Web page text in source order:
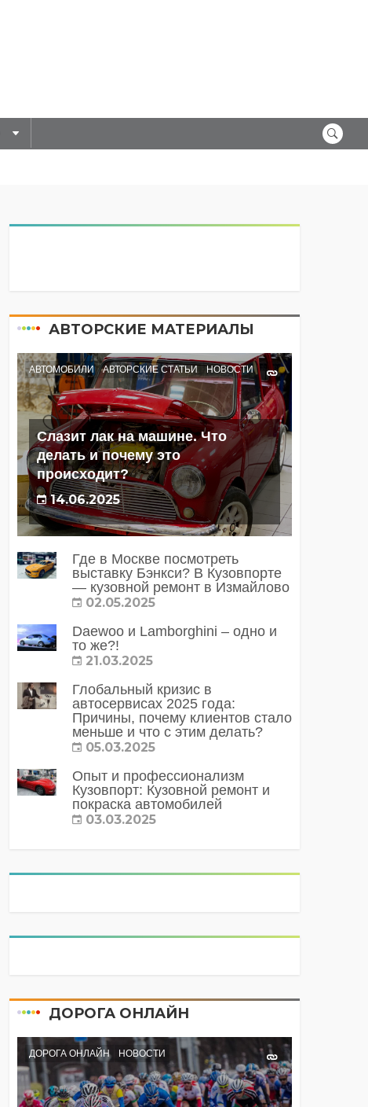
АВТОРСКИЕ МАТЕРИАЛЫ
АВТОМОБИЛИ АВТОРСКИЕ СТАТЬИ НОВОСТИ
Слазит лак на машине. Что
делать и почему это
происходит?
14.06.2025
Где в Москве посмотреть
выставку Бэнкси? В Кузовпорте
— кузовной ремонт в Измайлово
02.05.2025
Daewoo и Lamborghini – одно и
то же?!
21.03.2025
Глобальный кризис в
автосервисах 2025 года:
Причины, почему клиентов стало
меньше и что с этим делать?
05.03.2025
Опыт и профессионализм
Кузовпорт: Кузовной ремонт и
покраска автомобилей
03.03.2025
ДОРОГА ОНЛАЙН
ДОРОГА ОНЛАЙН НОВОСТИ